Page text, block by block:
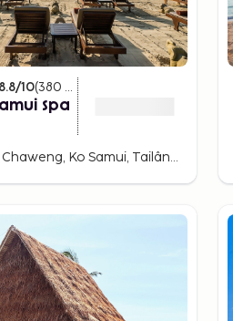
8.8/10(380 Classificações
Spa
Centro de Chaweng, Ko Samui, Tailândia